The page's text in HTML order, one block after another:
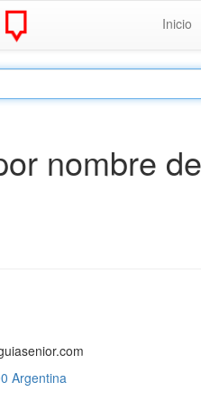
Inicio
nombre
Argentina